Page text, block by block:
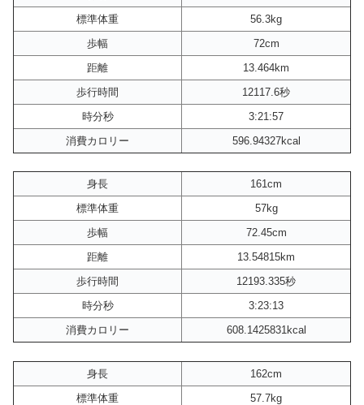
標準体重
56.3kg
歩幅
72cm
距離
13.464km
歩行時間
12117.6秒
時分秒
3:21:57
消費カロリー
596.94327kcal
身長
161cm
標準体重
57kg
歩幅
72.45cm
距離
13.54815km
歩行時間
12193.335秒
時分秒
3:23:13
消費カロリー
608.1425831kcal
身長
162cm
標準体重
57.7kg